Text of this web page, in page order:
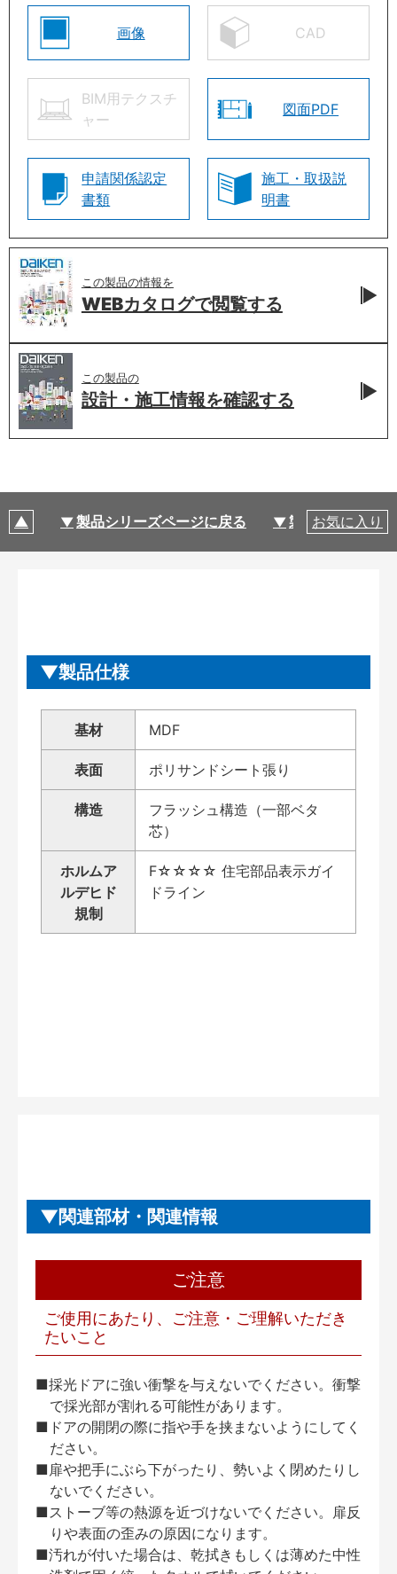
画像 CAD
BIM用テクスチ
ャー
図面PDF
申請関係認定
書類
施工・取扱説
明書
この製品の情報を
WEBカタログで閲覧する
この製品の
設計・施工情報を確認する
製品シリーズページに戻る 製品仕様
お気に入り
製品仕様
基材 MDF
表面 ポリサンドシート張り
構造
フラッシュ構造（一部ベタ
芯）
ホルムア
ルデヒド
規制
F☆☆☆☆ 住宅部品表示ガイ
ドライン
関連部材・関連情報
ご注意
ご使用にあたり、ご注意・ご理解いただき
たいこと
■採光ドアに強い衝撃を与えないでください。衝撃
で採光部が割れる可能性があります。
■ドアの開閉の際に指や手を挟まないようにしてく
ださい。
■扉や把手にぶら下がったり、勢いよく閉めたりし
ないでください。
■ストーブ等の熱源を近づけないでください。扉反
りや表面の歪みの原因になります。
■汚れが付いた場合は、乾拭きもしくは薄めた中性